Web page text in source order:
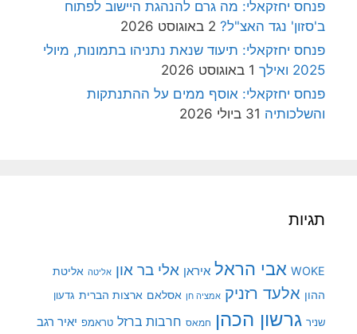
פנחס יחזקאלי: מה גרם להנהגת היישוב לפתוח
ב'סזון' נגד האצ"ל? 2 באוגוסט 2026
פנחס יחזקאלי: תיעוד שנאת נתניהו בתמונות, מיולי
2025 ואילך
1 באוגוסט 2026
פנחס יחזקאלי: אוסף ממים על ההתנתקות
והשלכותיה 31 ביולי 2026
תגיות
WOKE אבי הראל איראן אלי בר און אליטה אליטת
ההון אלעד רזניק אמציה חן אסלאם ארצות הברית גדעון
שניר גרשון הכהן חמאס חרבות ברזל טראמפ יאיר רגב